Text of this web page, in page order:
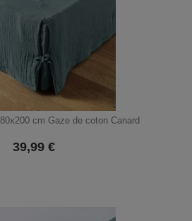
cm Gaze de coton Canard
39,99 €